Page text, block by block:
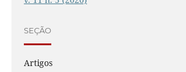
SEÇÃO
Artigos